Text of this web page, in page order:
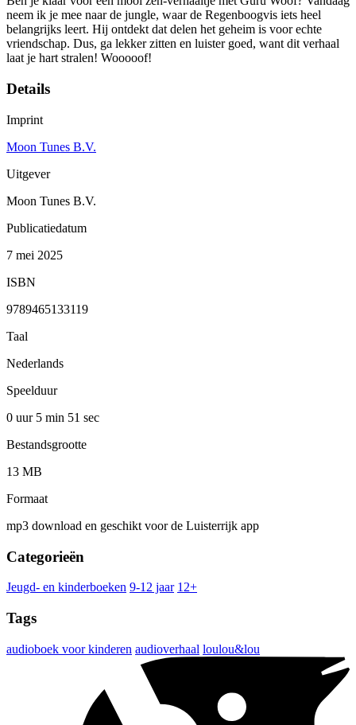
neem ik je mee naar de jungle, waar de Regenboogvis iets heel
belangrijks leert. Hij ontdekt dat delen het geheim is voor echte
vriendschap. Dus, ga lekker zitten en luister goed, want dit verhaal
laat je hart stralen! Wooooof!
Details
Imprint
Moon Tunes B.V.
Uitgever
Moon Tunes B.V.
Publicatiedatum
7 mei 2025
ISBN
9789465133119
Taal
Nederlands
Speelduur
0 uur 5 min 51 sec
Bestandsgrootte
13 MB
Formaat
mp3 download en geschikt voor de Luisterrijk app
Categorieën
Jeugd- en kinderboeken 9-12 jaar 12+
Tags
audioboek voor kinderen audioverhaal loulou&lou